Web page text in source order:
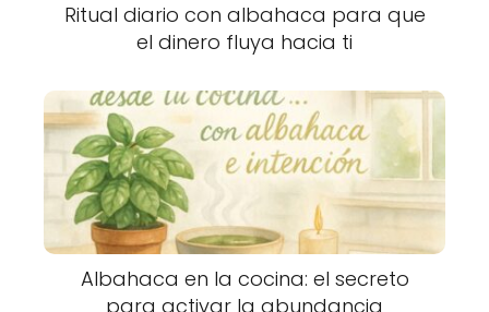
Ritual diario con albahaca para que
el dinero fluya hacia ti
Albahaca en la cocina: el secreto
para activar la abundancia